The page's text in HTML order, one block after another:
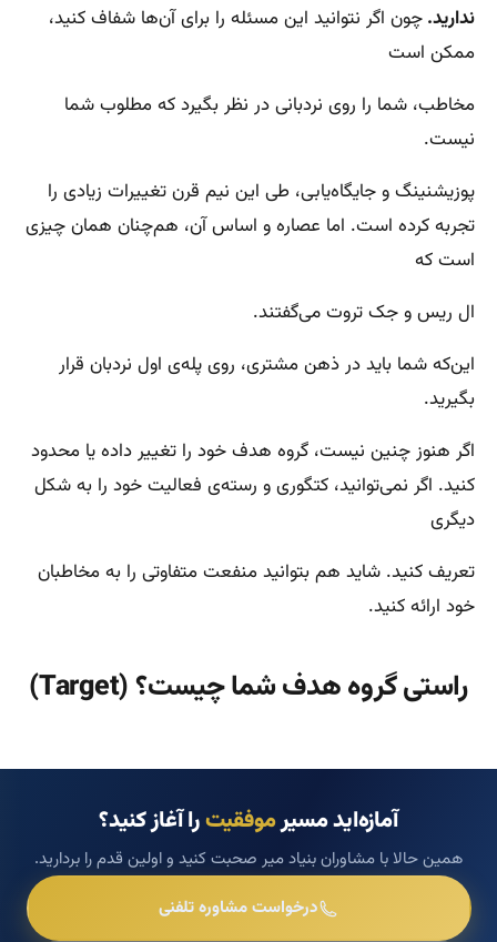
ندارید.چون اگر نتوانید این مسئله را برای آن‌ها شفاف کنید،
ممکن است
مخاطب، شما را روی نردبانی در نظر بگیرد که مطلوب شما
نیست.
پوزیشنینگ و جایگاه‌یابی، طی این نیم قرن تغییرات زیادی را
تجربه کرده است. اما عصاره و اساس آن، هم‌چنان همان چیزی
است که
ال ریس و جک تروت می‌گفتند.
این‌که شما باید در ذهن مشتری، روی پله‌ی اول نردبان قرار
بگیرید.
اگر هنوز چنین نیست، گروه هدف خود را تغییر داده یا محدود
کنید. اگر نمی‌توانید، کتگوری و رسته‌ی فعالیت خود را به شکل
دیگری
تعریف کنید. شاید هم بتوانید منفعت متفاوتی را به مخاطبان
خود ارائه کنید.
راستی گروه هدف شما چیست؟ (Target)
آمازه‌اید مسیرموفقیترا آغاز کنید؟
همین حالا با مشاوران بنیاد میر صحبت کنید و اولین قدم را بردارید.
درخواست مشاوره تلفنی